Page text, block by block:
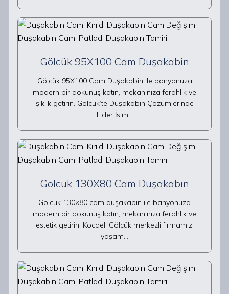
Gölcük 95X100 Cam Duşakabin
Gölcük 95X100 Cam Duşakabin ile banyonuza
modern bir dokunuş katın, mekanınıza ferahlık ve
şıklık getirin. Gölcük’te Duşakabin Çözümlerinde
Lider İsim…
Gölcük 130X80 Cam Duşakabin
Gölcük 130×80 cam duşakabin ile banyonuza
modern bir dokunuş katın, mekanınıza ferahlık ve
estetik getirin. Kocaeli Gölcük merkezli firmamız,
yaşam…